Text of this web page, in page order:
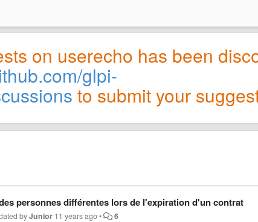
on userecho has been
glpi-
to submit your
personnes différentes lors de l'expiration d'un contrat
byJunior 11 years ago• 6